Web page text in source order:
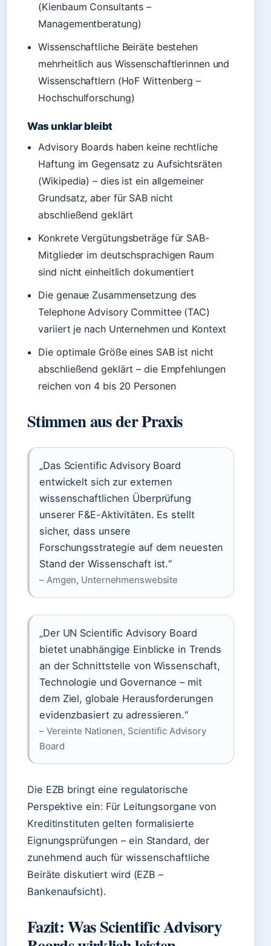
(Kienbaum Consultants –
Managementberatung)
Wissenschaftliche Beiräte bestehen
mehrheitlich aus Wissenschaftlerinnen und
Wissenschaftlern (HoF Wittenberg –
Hochschulforschung)
Was unklar bleibt
Advisory Boards haben keine rechtliche
Haftung im Gegensatz zu Aufsichtsräten
(Wikipedia) – dies ist ein allgemeiner
Grundsatz, aber für SAB nicht
abschließend geklärt
Konkrete Vergütungsbeträge für SAB-
Mitglieder im deutschsprachigen Raum
sind nicht einheitlich dokumentiert
Die genaue Zusammensetzung des
Telephone Advisory Committee (TAC)
variiert je nach Unternehmen und Kontext
Die optimale Größe eines SAB ist nicht
abschließend geklärt – die Empfehlungen
reichen von 4 bis 20 Personen
Stimmen aus der Praxis
„Das Scientific Advisory Board
entwickelt sich zur externen
wissenschaftlichen Überprüfung
unserer F&E-Aktivitäten. Es stellt
sicher, dass unsere
Forschungsstrategie auf dem neuesten
Stand der Wissenschaft ist.“
– Amgen, Unternehmenswebsite
„Der UN Scientific Advisory Board
bietet unabhängige Einblicke in Trends
an der Schnittstelle von Wissenschaft,
Technologie und Governance – mit
dem Ziel, globale Herausforderungen
evidenzbasiert zu adressieren.“
– Vereinte Nationen, Scientific Advisory
Board
Die EZB bringt eine regulatorische
Perspektive ein: Für Leitungsorgane von
Kreditinstituten gelten formalisierte
Eignungsprüfungen – ein Standard, der
zunehmend auch für wissenschaftliche
Beiräte diskutiert wird (EZB –
Bankenaufsicht).
Fazit: Was Scientific Advisory